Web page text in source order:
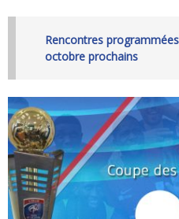
Rencontres programmées le week-end des 16 et 17
octobre prochains